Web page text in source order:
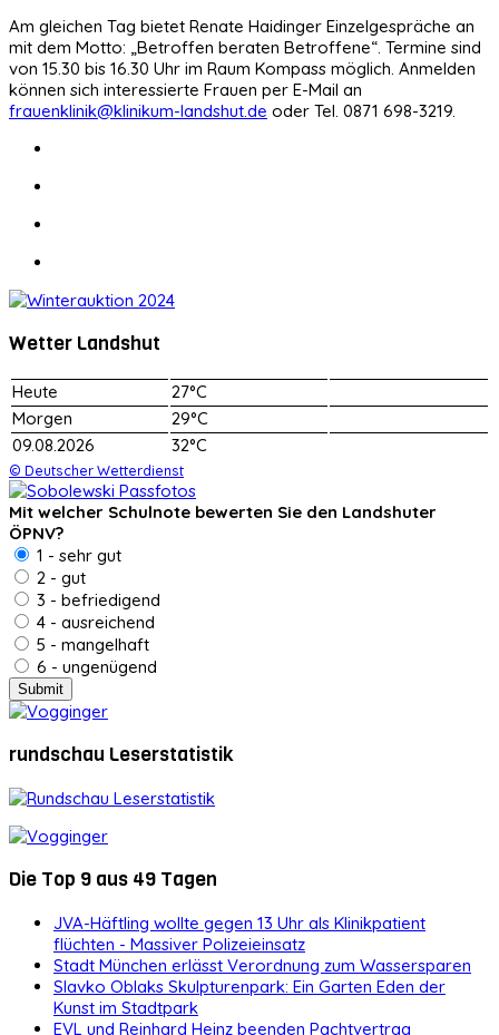
Am gleichen Tag bietet Renate Haidinger Einzelgespräche an
mit dem Motto: „Betroffen beraten Betroffene“. Termine sind
von 15.30 bis 16.30 Uhr im Raum Kompass möglich. Anmelden
können sich interessierte Frauen per E-Mail an
frauenklinik@klinikum-landshut.de oder Tel. 0871 698-3219.
Wetter Landshut
Heute
27°C
Morgen
29°C
09.08.2026
32°C
© Deutscher Wetterdienst
Mit welcher Schulnote bewerten Sie den Landshuter
ÖPNV?
1 - sehr gut
2 - gut
3 - befriedigend
4 - ausreichend
5 - mangelhaft
6 - ungenügend
rundschau Leserstatistik
Die Top 9 aus 49 Tagen
JVA-Häftling wollte gegen 13 Uhr als Klinikpatient
flüchten - Massiver Polizeieinsatz
Stadt München erlässt Verordnung zum Wassersparen
Slavko Oblaks Skulpturenpark: Ein Garten Eden der
Kunst im Stadtpark
EVL und Reinhard Heinz beenden Pachtvertrag